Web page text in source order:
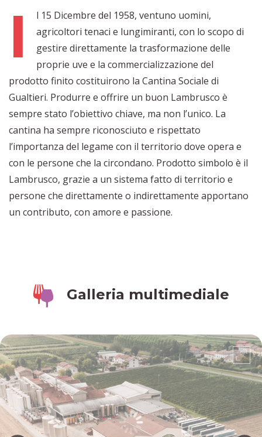
I
l 15 Dicembre del 1958, ventuno uomini,
agricoltori tenaci e lungimiranti, con lo scopo di
gestire direttamente la trasformazione delle
proprie uve e la commercializzazione del
prodotto finito costituirono la Cantina Sociale di
Gualtieri. Produrre e offrire un buon Lambrusco è
sempre stato l’obiettivo chiave, ma non l’unico. La
cantina ha sempre riconosciuto e rispettato
l’importanza del legame con il territorio dove opera e
con le persone che la circondano. Prodotto simbolo è il
Lambrusco, grazie a un sistema fatto di territorio e
persone che direttamente o indirettamente apportano
un contributo, con amore e passione.
Galleria multimediale